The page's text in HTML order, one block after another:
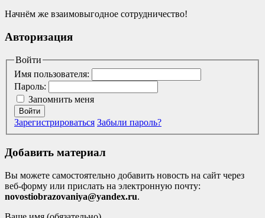
Начнём же взаимовыгодное сотрудничество!
Авторизация
Войти
Имя пользователя:
Пароль:
Запомнить меня
Войти
Зарегистрироваться Забыли пароль?
Добавить материал
Вы можете самостоятельно добавить новость на сайт через
веб-форму или прислать на электронную почту:
novostiobrazovaniya@yandex.ru.